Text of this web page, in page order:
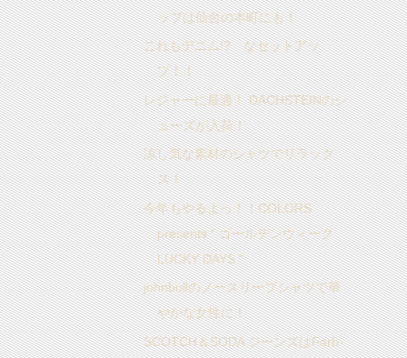
ップは仙台の本町にも！
これもデニム!? なセットアッ
プ！！
レジャーに最適！ DACHSTEINのシ
ューズが入荷！
涼し気な素材のシャツでリラック
ス！
今年もやるよっ！！COLORS
presents “ ゴールデンウィーク
LUCKY DAYS ”
johnbullのノースリーブシャツで華
やかな女性に！
SCOTCH＆SODA ジーンズはFarb-